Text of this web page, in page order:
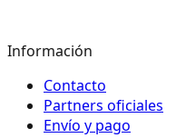
Información
Contacto
Partners oficiales
Envío y pago